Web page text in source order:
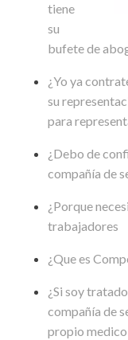
tiene
su
bufete de
¿Yo ya
su
para
¿Debo de
compañía de
¿Porque
trabajadores
¿Que es
¿Si soy
compañía de
propio medico